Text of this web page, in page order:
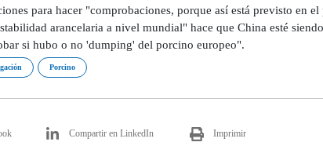
para hacer "comprobaciones, porque así está previsto en
arancelaria a nivel mundial" hace que China esté
si hubo o no 'dumping' del porcino europeo".
Porcino
Compartir en LinkedIn Imprimir